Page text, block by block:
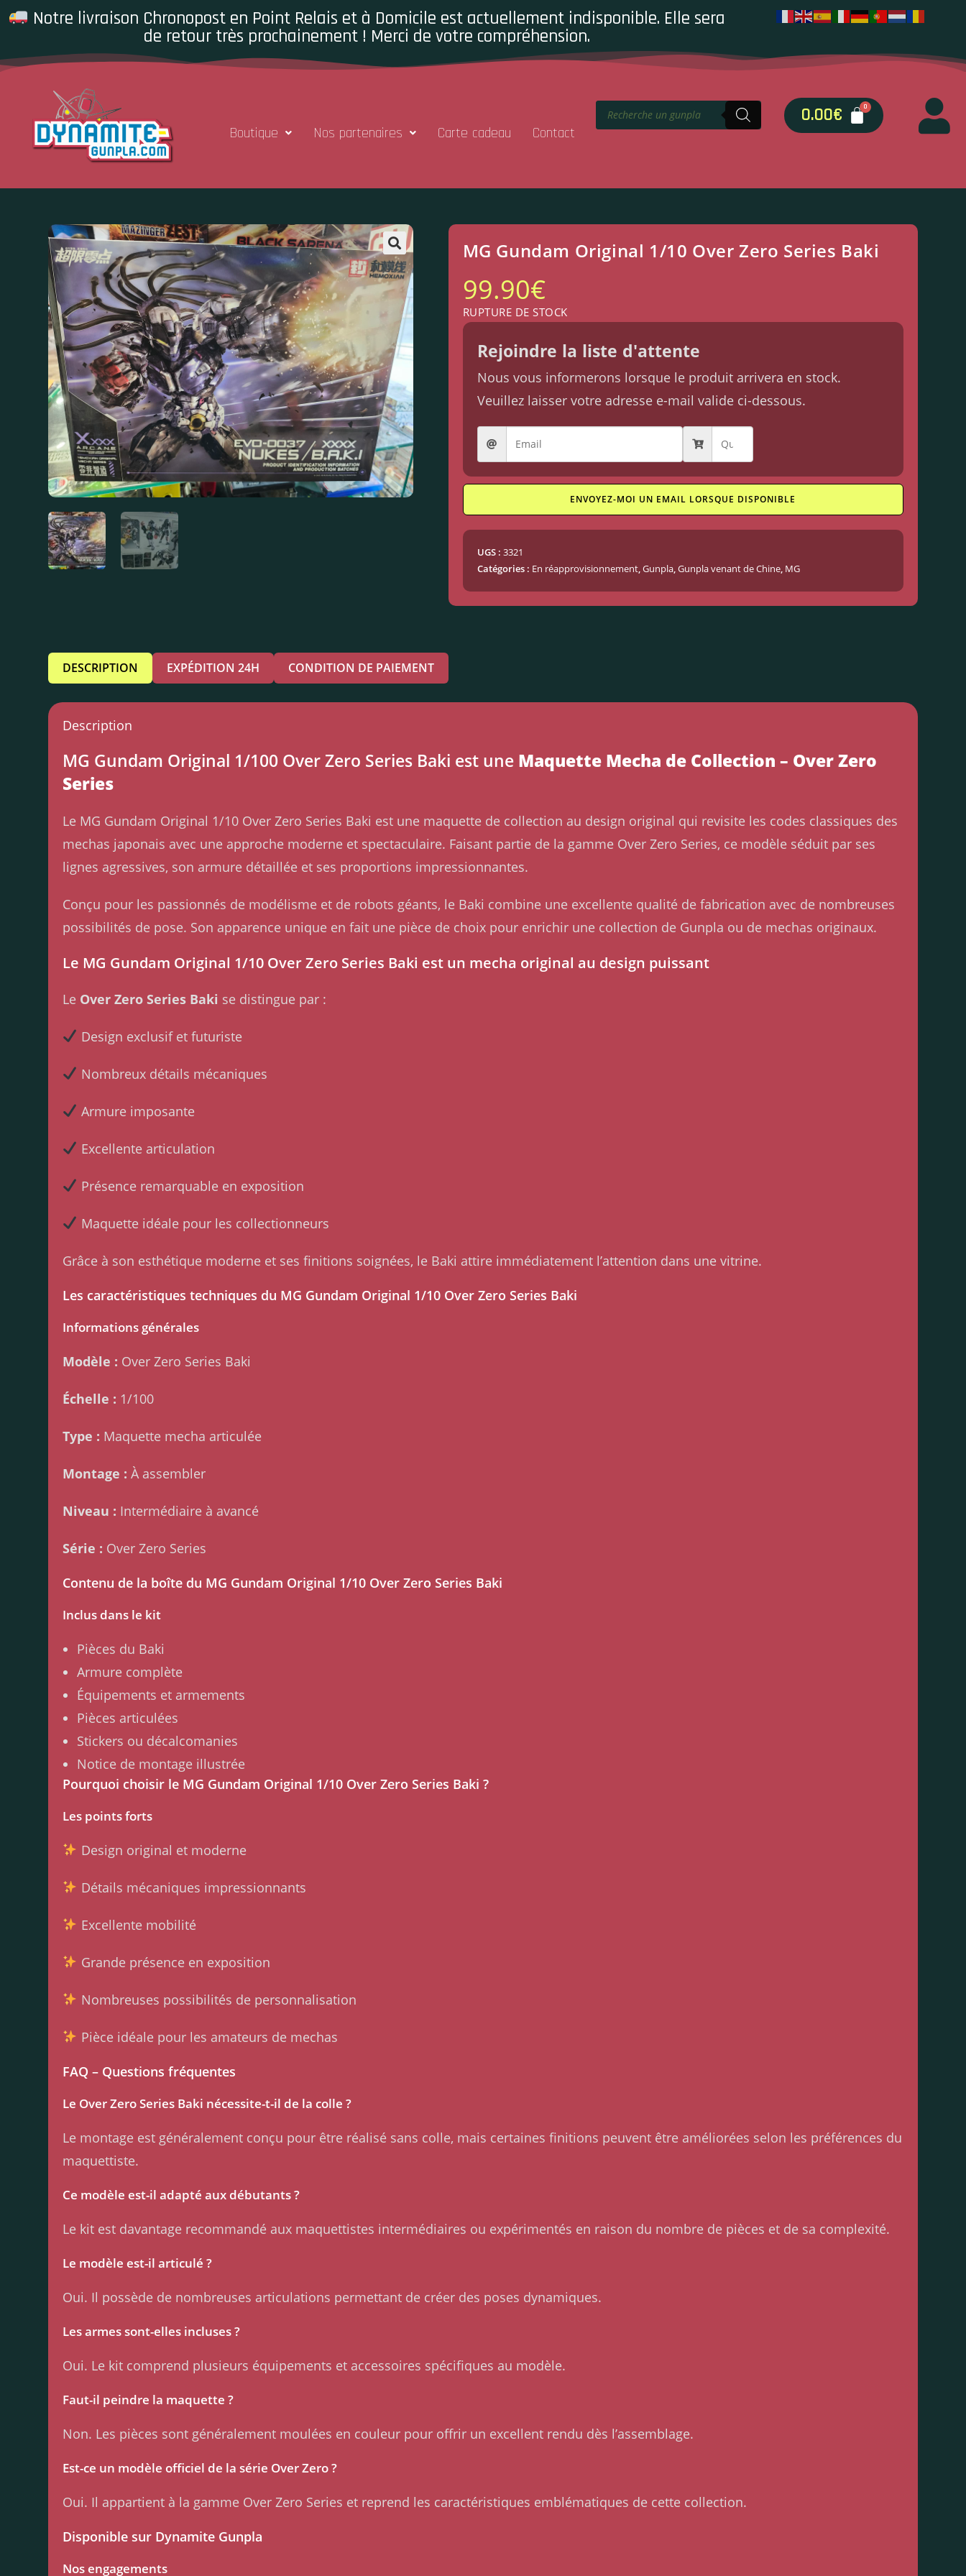
Notre livraison Chronopost en Point Relais et à Domicile est actuellement indisponible. Elle sera
de retour très prochainement ! Merci de votre compréhension.
Boutique Nos partenaires Carte cadeau Contact
0.00€
MG Gundam Original 1/10 Over Zero Series Baki
99.90€
RUPTURE DE STOCK
Rejoindre la liste d'attente
Nous vous informerons lorsque le produit arrivera en stock.
Veuillez laisser votre adresse e-mail valide ci-dessous.
ENVOYEZ-MOI UN EMAIL LORSQUE DISPONIBLE
UGS : 3321
Catégories : En réapprovisionnement, Gunpla, Gunpla venant de Chine, MG
DESCRIPTION EXPÉDITION 24H CONDITION DE PAIEMENT
Description
MG Gundam Original 1/100 Over Zero Series Baki est une Maquette Mecha de Collection – Over Zero
Series
Le MG Gundam Original 1/10 Over Zero Series Baki est une maquette de collection au design original qui revisite les codes classiques des
mechas japonais avec une approche moderne et spectaculaire. Faisant partie de la gamme Over Zero Series, ce modèle séduit par ses
lignes agressives, son armure détaillée et ses proportions impressionnantes.
Conçu pour les passionnés de modélisme et de robots géants, le Baki combine une excellente qualité de fabrication avec de nombreuses
possibilités de pose. Son apparence unique en fait une pièce de choix pour enrichir une collection de Gunpla ou de mechas originaux.
Le MG Gundam Original 1/10 Over Zero Series Baki est un mecha original au design puissant
Le Over Zero Series Baki se distingue par :
Design exclusif et futuriste
Nombreux détails mécaniques
Armure imposante
Excellente articulation
Présence remarquable en exposition
Maquette idéale pour les collectionneurs
Grâce à son esthétique moderne et ses finitions soignées, le Baki attire immédiatement l’attention dans une vitrine.
Les caractéristiques techniques du MG Gundam Original 1/10 Over Zero Series Baki
Informations générales
Modèle : Over Zero Series Baki
Échelle : 1/100
Type : Maquette mecha articulée
Montage : À assembler
Niveau : Intermédiaire à avancé
Série : Over Zero Series
Contenu de la boîte du MG Gundam Original 1/10 Over Zero Series Baki
Inclus dans le kit
Pièces du Baki
Armure complète
Équipements et armements
Pièces articulées
Stickers ou décalcomanies
Notice de montage illustrée
Pourquoi choisir le MG Gundam Original 1/10 Over Zero Series Baki ?
Les points forts
Design original et moderne
Détails mécaniques impressionnants
Excellente mobilité
Grande présence en exposition
Nombreuses possibilités de personnalisation
Pièce idéale pour les amateurs de mechas
FAQ – Questions fréquentes
Le Over Zero Series Baki nécessite-t-il de la colle ?
Le montage est généralement conçu pour être réalisé sans colle, mais certaines finitions peuvent être améliorées selon les préférences du
maquettiste.
Ce modèle est-il adapté aux débutants ?
Le kit est davantage recommandé aux maquettistes intermédiaires ou expérimentés en raison du nombre de pièces et de sa complexité.
Le modèle est-il articulé ?
Oui. Il possède de nombreuses articulations permettant de créer des poses dynamiques.
Les armes sont-elles incluses ?
Oui. Le kit comprend plusieurs équipements et accessoires spécifiques au modèle.
Faut-il peindre la maquette ?
Non. Les pièces sont généralement moulées en couleur pour offrir un excellent rendu dès l’assemblage.
Est-ce un modèle officiel de la série Over Zero ?
Oui. Il appartient à la gamme Over Zero Series et reprend les caractéristiques emblématiques de cette collection.
Disponible sur Dynamite Gunpla
Nos engagements